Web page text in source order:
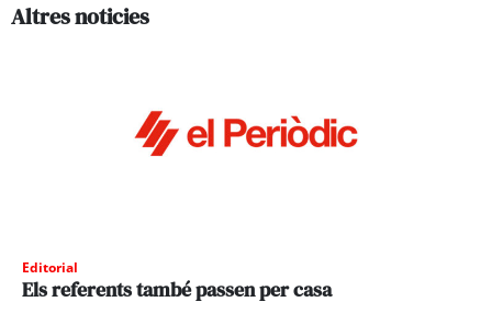
Altres noticies
Editorial
Els referents també passen per casa